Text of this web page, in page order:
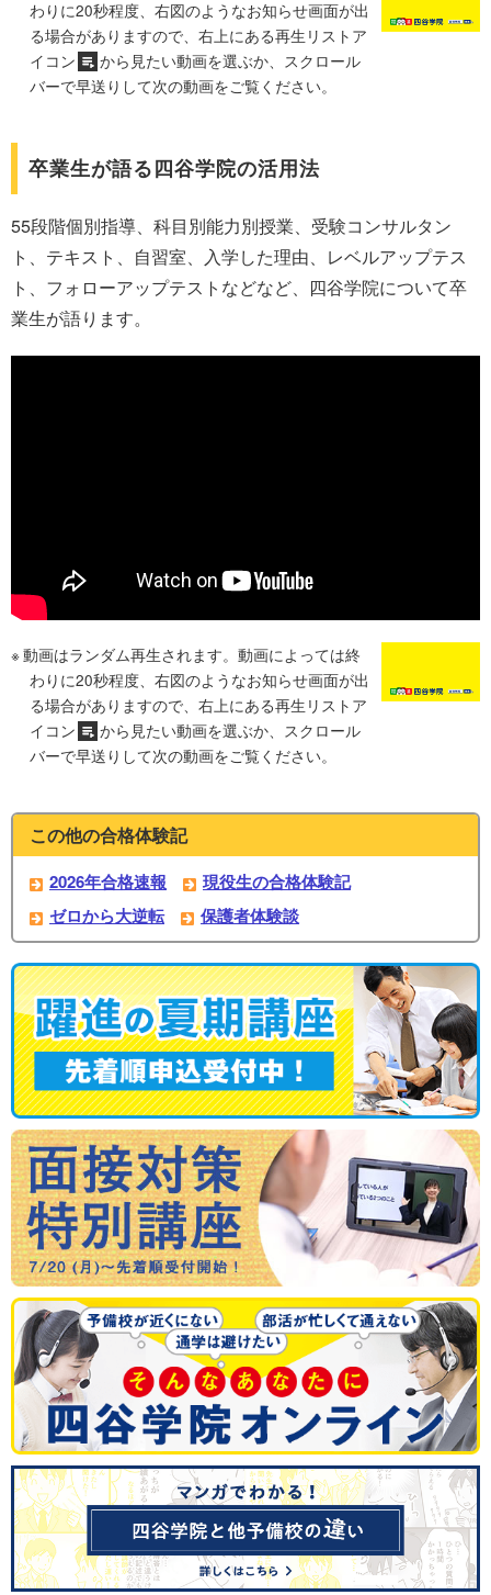
わりに20秒程度、右図のようなお知らせ画面が出
る場合がありますので、右上にある再生リストア
イコン
から見たい動画を選ぶか、スクロール
バーで早送りして次の動画をご覧ください。
卒業生が語る四谷学院の活用法
55段階個別指導、科目別能力別授業、受験コンサルタン
ト、テキスト、自習室、入学した理由、レベルアップテス
ト、フォローアップテストなどなど、四谷学院について卒
業生が語ります。
動画はランダム再生されます。動画によっては終
わりに20秒程度、右図のようなお知らせ画面が出
る場合がありますので、右上にある再生リストア
イコン
から見たい動画を選ぶか、スクロール
バーで早送りして次の動画をご覧ください。
この他の合格体験記
2026年合格速報
現役生の合格体験記
ゼロから大逆転
保護者体験談